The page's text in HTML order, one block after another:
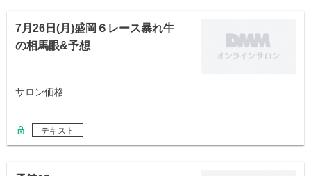
7月26日(月)盛岡６レース暴れ牛
の相馬眼&予想
サロン価格
テキスト